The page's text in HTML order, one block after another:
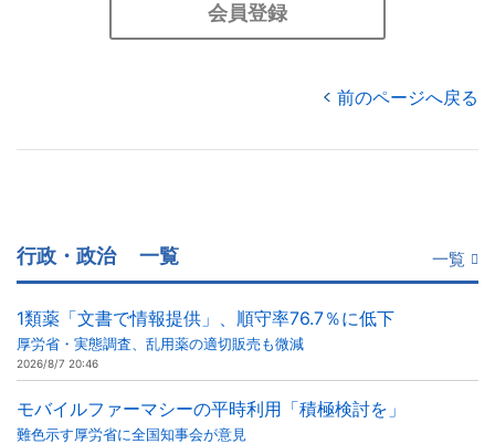
会員登録
前のページへ戻る
行政・政治 一覧 一覧
1類薬「文書で情報提供」、順守率76.7％に低下
厚労省・実態調査、乱用薬の適切販売も微減
2026/8/7 20:46
モバイルファーマシーの平時利用「積極検討を」
難色示す厚労省に全国知事会が意見